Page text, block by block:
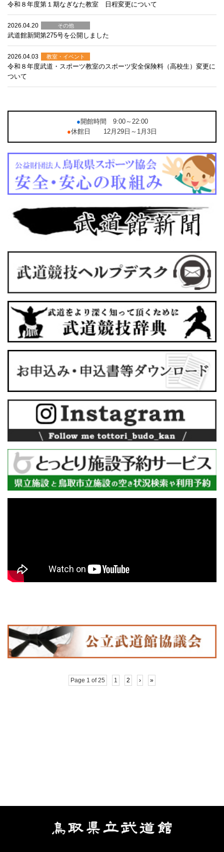
令和８年度第１期なぎなた教室 日程変更について
2026.04.20 その他
武道館新聞第275号を公開しました
2026.04.03 教室・イベント
令和８年度武道・スポーツ教室のスポーツ安全保険料（高校生）変更に
ついて
●開館時間 9:00～22:00
●休館日 12月29日～1月3日
Page 1 of 25 1 2 › »